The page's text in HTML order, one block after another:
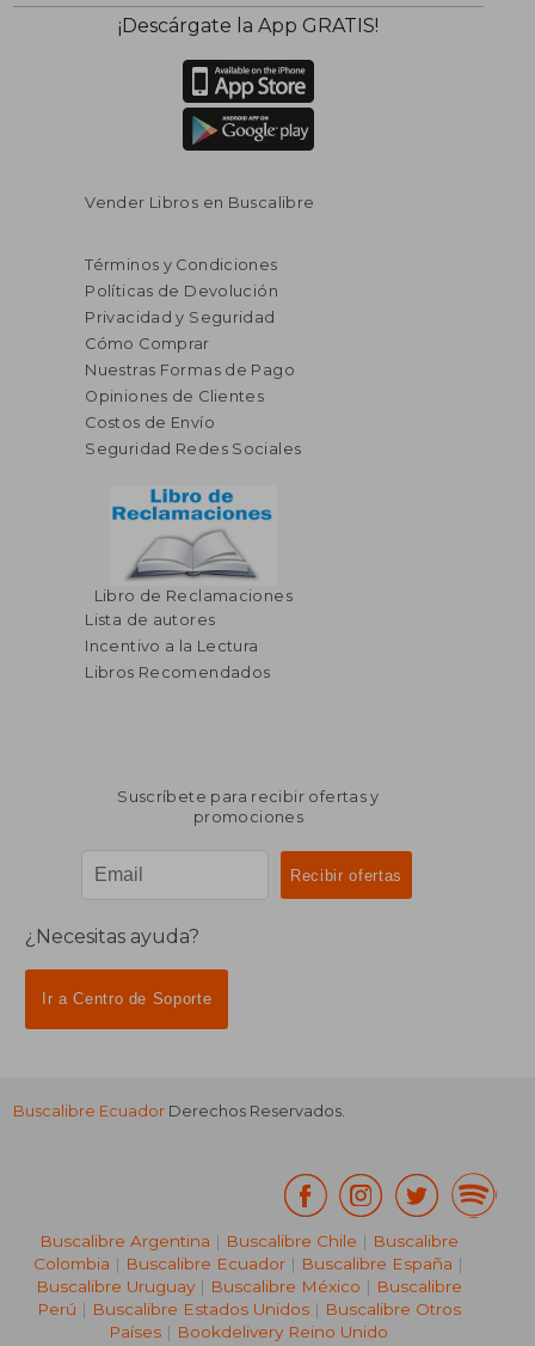
¡Descárgate la App GRATIS!
Vender Libros en Buscalibre
Términos y Condiciones
Políticas de Devolución
Privacidad y Seguridad
Cómo Comprar
Nuestras Formas de Pago
Opiniones de Clientes
Costos de Envío
Seguridad Redes Sociales
Libro de Reclamaciones
Lista de autores
Incentivo a la Lectura
Libros Recomendados
Suscríbete para recibir ofertas y
promociones
¿Necesitas ayuda?
Ir a Centro de Soporte
Buscalibre Ecuador Derechos Reservados.
Buscalibre Argentina | Buscalibre Chile | Buscalibre
Colombia | Buscalibre Ecuador | Buscalibre España |
Buscalibre Uruguay| Buscalibre México | Buscalibre
Perú | Buscalibre Estados Unidos| Buscalibre Otros
Países | Bookdelivery Reino Unido